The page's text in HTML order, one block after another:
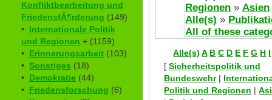
Konfliktbearbeitung und
FriedensfÃ¶rderung (149)
• Internationale Politik
und Regionen + (1159)
• Erinnerungsarbeit (103)
• Sonstiges (18)
• Demokratie (44)
• Friedensforschung (6)
Regionen » Asien
Alle(s) »
All of these
Alle(s) A B C D E F G H I
[Sicherheitspolitik und
Bundeswehr|
Politik und Regionen |